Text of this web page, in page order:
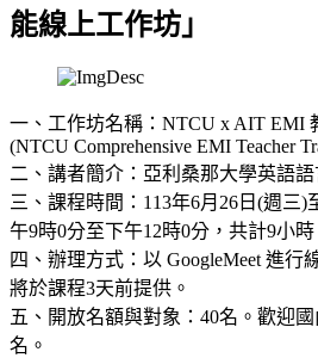
能線上工作坊」
一、工作坊名稱：NTCU x AIT EMI
(NTCU Comprehensive EMI Teacher
二、講者簡介：亞利桑那大學英語語
三、課程時間：113年6月26日(週三)
午9時0分至下午12時0分，共計9小時
四、辦理方式：以 GoogleMeet 進行
將於課程3天前提供。
五、開放名額與對象：40名。歡迎
名。